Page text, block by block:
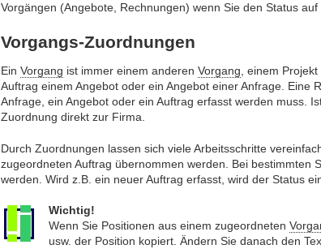
Vorgängen (Angebote, Rechnungen) wenn Sie den Status auf
Vorgangs-Zuordnungen
Ein Vorgang ist immer einem anderen Vorgang , einem
Auftrag einem Angebot oder ein Angebot einer Anfrage.
Anfrage, ein Angebot oder ein Auftrag erfasst werden muss.
Zuordnung direkt zur Firma.
Durch Zuordnungen lassen sich viele Arbeitsschritte
zugeordneten Auftrag übernommen werden. Bei bestimmten
werden. Wird z.B. ein neuer Auftrag erfasst, wird der Status
Wichtig!
Wenn Sie Positionen aus einem zugeordneten
usw. der Position kopiert. Ändern Sie danach den